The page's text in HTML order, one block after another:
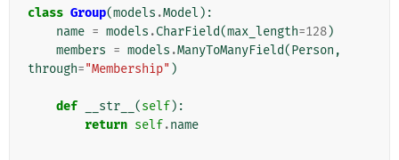
class Group(models .Model ):
name = models .CharField(max_length=128)
members = models .ManyToManyField(Person ,
through="Membership" )
def __str__ (self):
return self.name